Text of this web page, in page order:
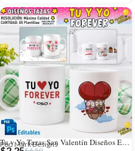
Tu y Yo Tazas San Valentín Diseños Editables
Por: Mark Designs